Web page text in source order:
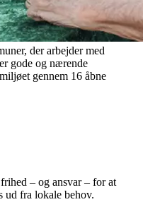
der arbejder med
gode og nærende
gennem 16 åbne
– og ansvar – for at
ud fra lokale behov.